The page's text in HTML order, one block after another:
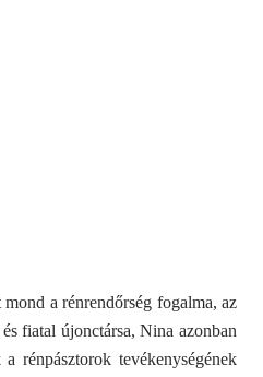
a rénrendőrség fogalma, az
fiatal újonctársa, Nina azonban
rénpásztorok tevékenységének